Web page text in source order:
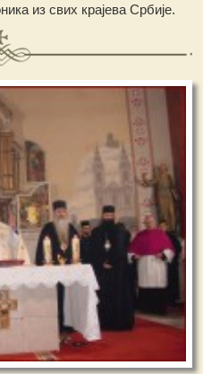
из свих крајева Србије.